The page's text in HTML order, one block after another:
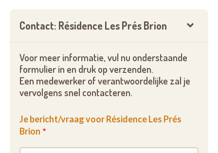
internet, d’un coin sanitaire comprenant une
Contact: Résidence Les Prés Brion
Voor meer informatie, vul nu onderstaande
formulier in en druk op verzenden.
Een medewerker of verantwoordelijke zal je
vervolgens snel contacteren.
Je bericht/vraag voor Résidence Les Prés
Brion